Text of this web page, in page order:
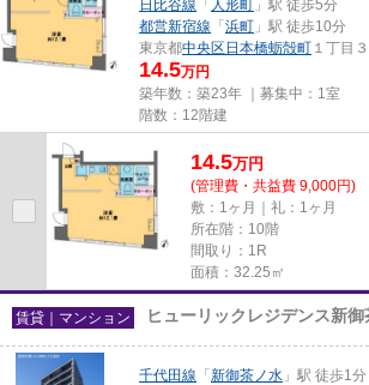
日比谷線 「 人形町 」駅 徒歩5分
都営新宿線 「 浜町 」駅 徒歩10分
東京都中央区 日本橋蛎殻町 １丁目
14.5万円
築年数：築23年 ｜募集中： 1室
階数：12階建
14.5万円
(管理費・共益費 9,000円)
敷：1ヶ月｜礼：1ヶ月
所在階：10階
間取り：1R
面積：32.25㎡
賃貸｜マンション ヒューリックレジデンス新御
千代田線 「 新御茶ノ水 」駅 徒歩1分